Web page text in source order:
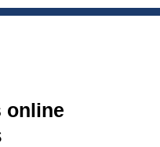
online